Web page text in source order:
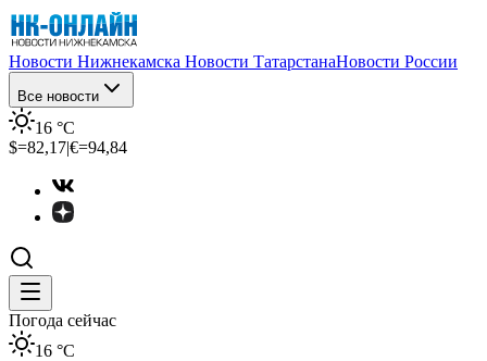
Новости Нижнекамска Новости ТатарстанаНовости России
Все новости
16 °C
$=82,17|€=94,84
Погода сейчас
16 °C